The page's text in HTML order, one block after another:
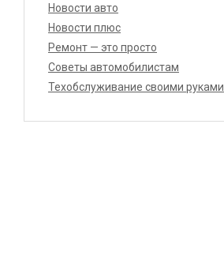
Новости авто
Новости плюс
Ремонт — это просто
Советы автомобилистам
Техобслуживание своими руками